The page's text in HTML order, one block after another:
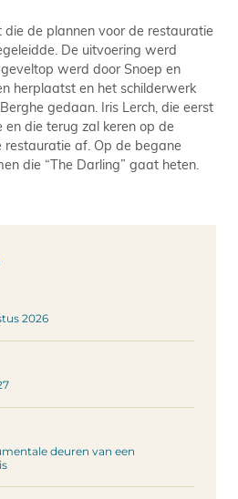
de plannen voor de restauratie
De uitvoering werd
werd door Snoep en
herplaatst en het schilderwerk
gedaan. Iris Lerch, die eerst
die terug zal keren op de
af. Op de begane
die “The Darling” gaat heten.
2026
deuren van een